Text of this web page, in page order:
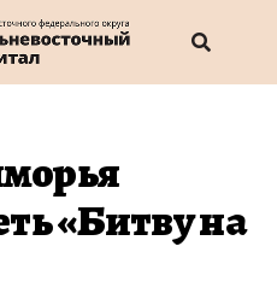
«Битву на